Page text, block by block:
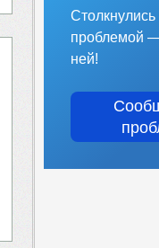
Столкнулись
проблемой
ней!